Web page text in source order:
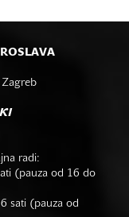
Zagreb
radi:
(pauza od 16 do
sati (pauza od